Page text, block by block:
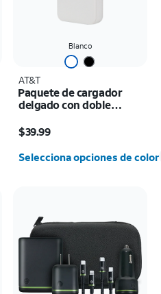
Blanco
AT&T
Paquete de cargador
delgado con doble
trenzado de 6 ft
$39.99
Selecciona opciones de color